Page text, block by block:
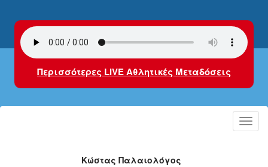
Περισσότερες LIVE Αθλητικές Μεταδόσεις
Κώστας Παλαιολόγος